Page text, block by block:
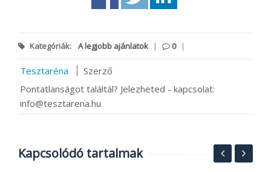
Kategóriák: A legjobb ajánlatok | 0 |
Tesztaréna
Szerző
Pontatlanságot találtál? Jelezheted - kapcsolat:
info@tesztarena.hu
Kapcsolódó tartalmak